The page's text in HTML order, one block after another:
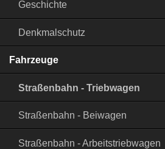
Geschichte
Denkmalschutz
Fahrzeuge
Straßenbahn - Triebwagen
Straßenbahn - Beiwagen
Straßenbahn - Arbeitstriebwagen